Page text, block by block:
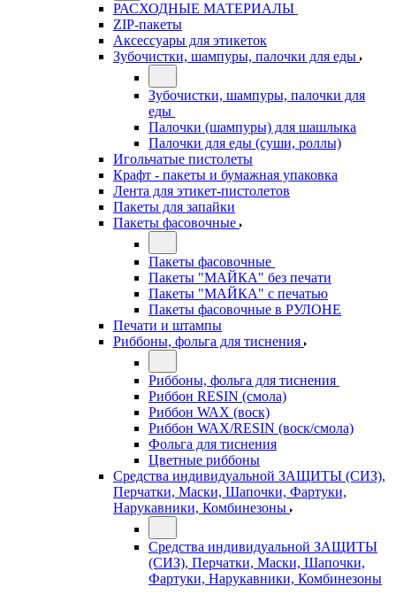
РАСХОДНЫЕ МАТЕРИАЛЫ
ZIP-пакеты
Аксессуары для этикеток
Зубочистки, шампуры, палочки для еды
Зубочистки, шампуры, палочки для
еды
Палочки (шампуры) для шашлыка
Палочки для еды (суши, роллы)
Игольчатые пистолеты
Крафт - пакеты и бумажная упаковка
Лента для этикет-пистолетов
Пакеты для запайки
Пакеты фасовочные
Пакеты фасовочные
Пакеты "МАЙКА" без печати
Пакеты "МАЙКА" с печатью
Пакеты фасовочные в РУЛОНЕ
Печати и штампы
Риббоны, фольга для тиснения
Риббоны, фольга для тиснения
Риббон RESIN (смола)
Риббон WAX (воск)
Риббон WAX/RESIN (воск/смола)
Фольга для тиснения
Цветные риббоны
Средства индивидуальной ЗАЩИТЫ (СИЗ),
Перчатки, Маски, Шапочки, Фартуки,
Нарукавники, Комбинезоны
Средства индивидуальной ЗАЩИТЫ
(СИЗ), Перчатки, Маски, Шапочки,
Фартуки, Нарукавники, Комбинезоны